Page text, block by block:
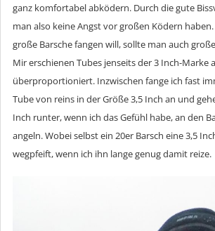
ganz komfortabel abködern. Durch die gute
man also keine Angst vor großen Ködern
große Barsche fangen will, sollte man auch
Mir erschienen Tubes jenseits der 3 Inch-Marke
überproportioniert. Inzwischen fange ich fast
Tube von reins in der Größe 3,5 Inch an und
Inch runter, wenn ich das Gefühl habe, an den
angeln. Wobei selbst ein 20er Barsch eine 3,5
wegpfeift, wenn ich ihn lange genug damit reize.